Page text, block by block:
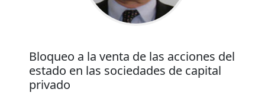
Bloqueo a la venta de las acciones del
estado en las sociedades de capital
privado